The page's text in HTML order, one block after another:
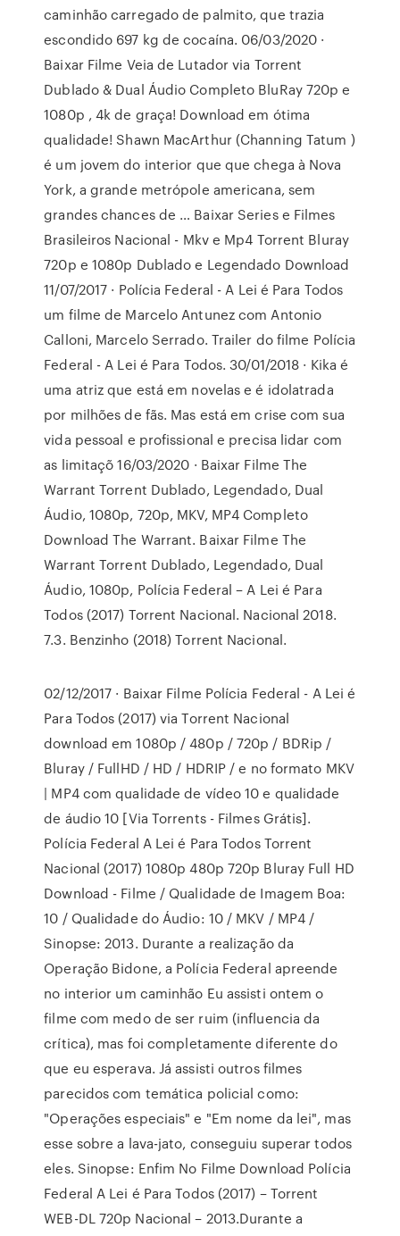
caminhão carregado de palmito, que trazia
escondido 697 kg de cocaína. 06/03/2020 ·
Baixar Filme Veia de Lutador via Torrent
Dublado & Dual Áudio Completo BluRay 720p e
1080p , 4k de graça! Download em ótima
qualidade! Shawn MacArthur (Channing Tatum )
é um jovem do interior que que chega à Nova
York, a grande metrópole americana, sem
grandes chances de … Baixar Series e Filmes
Brasileiros Nacional - Mkv e Mp4 Torrent Bluray
720p e 1080p Dublado e Legendado Download
11/07/2017 · Polícia Federal - A Lei é Para Todos
um filme de Marcelo Antunez com Antonio
Calloni, Marcelo Serrado. Trailer do filme Polícia
Federal - A Lei é Para Todos. 30/01/2018 · Kika é
uma atriz que está em novelas e é idolatrada
por milhões de fãs. Mas está em crise com sua
vida pessoal e profissional e precisa lidar com
as limitaçõ 16/03/2020 · Baixar Filme The
Warrant Torrent Dublado, Legendado, Dual
Áudio, 1080p, 720p, MKV, MP4 Completo
Download The Warrant. Baixar Filme The
Warrant Torrent Dublado, Legendado, Dual
Áudio, 1080p, Polícia Federal – A Lei é Para
Todos (2017) Torrent Nacional. Nacional 2018.
7.3. Benzinho (2018) Torrent Nacional.
02/12/2017 · Baixar Filme Polícia Federal - A Lei é
Para Todos (2017) via Torrent Nacional
download em 1080p / 480p / 720p / BDRip /
Bluray / FullHD / HD / HDRIP / e no formato MKV
| MP4 com qualidade de vídeo 10 e qualidade
de áudio 10 [Via Torrents - Filmes Grátis].
Polícia Federal A Lei é Para Todos Torrent
Nacional (2017) 1080p 480p 720p Bluray Full HD
Download - Filme / Qualidade de Imagem Boa:
10 / Qualidade do Áudio: 10 / MKV / MP4 /
Sinopse: 2013. Durante a realização da
Operação Bidone, a Polícia Federal apreende
no interior um caminhão Eu assisti ontem o
filme com medo de ser ruim (influencia da
crítica), mas foi completamente diferente do
que eu esperava. Já assisti outros filmes
parecidos com temática policial como:
"Operações especiais" e "Em nome da lei", mas
esse sobre a lava-jato, conseguiu superar todos
eles. Sinopse: Enfim No Filme Download Polícia
Federal A Lei é Para Todos (2017) – Torrent
WEB-DL 720p Nacional – 2013.Durante a